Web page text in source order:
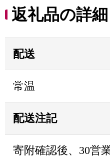
返礼品の詳細
配送
常温
配送注記
寄附確認後、30営